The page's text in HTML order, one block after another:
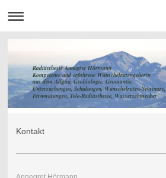
Radiästhesie Annegret Hörmann
Kompetente und erfahrene Wünschelrutengeherin
aus dem Allgäu, Geobiologie, Geomantie,
Untersuchungen, Schulungen, Wünschelruten-Seminare,
Fernmutungen, Tele-Radiästhesie, Wasserschmecker
Kontakt